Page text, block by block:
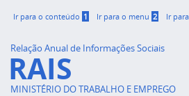
Ir para o conteúdo 1 Ir para o menu 2 Ir
Relação Anual de Informações Sociais
RAIS
MINISTÉRIO DO TRABALHO E EMPREGO